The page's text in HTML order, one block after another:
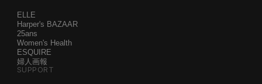
ELLE
Harper's BAZAAR
25ans
Women's Health
ESQUIRE
婦人画報
SUPPORT